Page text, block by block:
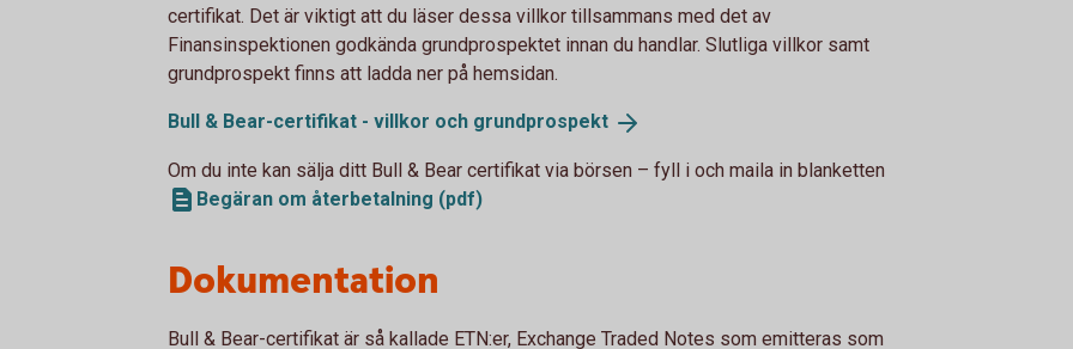
certifikat. Det är viktigt att du läser dessa villkor tillsammans med det av
Finansinspektionen godkända grundprospektet innan du handlar. Slutliga villkor samt
grundprospekt finns att ladda ner på hemsidan.
Bull & Bear-certifikat - villkor och grundprospekt
Om du inte kan sälja ditt Bull & Bear certifikat via börsen – fyll i och maila in blanketten
Begäran om återbetalning (pdf)
Dokumentation
Bull & Bear-certifikat är så kallade ETN:er, Exchange Traded Notes som emitteras som